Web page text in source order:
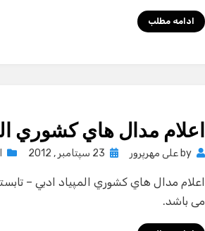
ادامه مطلب
اعلام مدال هاي كشوري
by علی مهرپرور
Posted
23 سپتامبر , 2012
می باشد.